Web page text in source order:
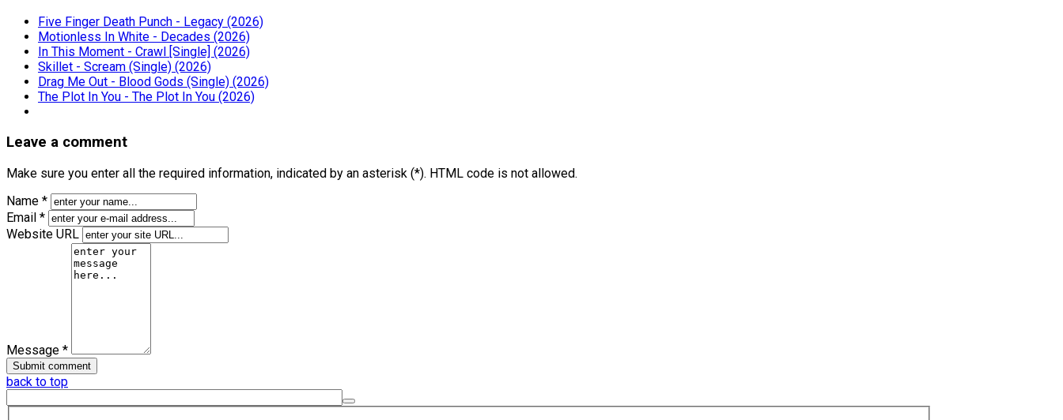
Five Finger Death Punch - Legacy (2026)
Motionless In White - Decades (2026)
In This Moment - Crawl [Single] (2026)
Skillet - Scream (Single) (2026)
Drag Me Out - Blood Gods (Single) (2026)
The Plot In You - The Plot In You (2026)
Leave a comment
Make sure you enter all the required information, indicated by an asterisk (*). HTML code is not allowed.
Name *
Email *
Website URL
Message *
back to top